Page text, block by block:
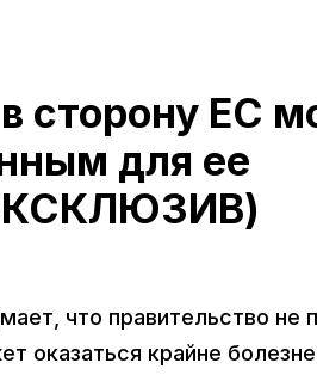
сторону ЕС
для ее
что правительство не
оказаться крайне